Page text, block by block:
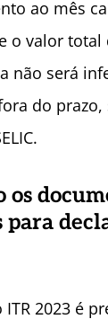
ao mês
o valor
não será
do prazo,
os
para
ITR 2023 é